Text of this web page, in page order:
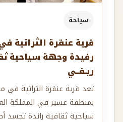
سياحة
قرية عنقرة الثراتية
رفيدة وجهة سياحية
ريـفــي
تعد قرية عنقرة الثراتية
بمنطقة عسير في المملكة
سياحية ثقافية رائدة تجسد